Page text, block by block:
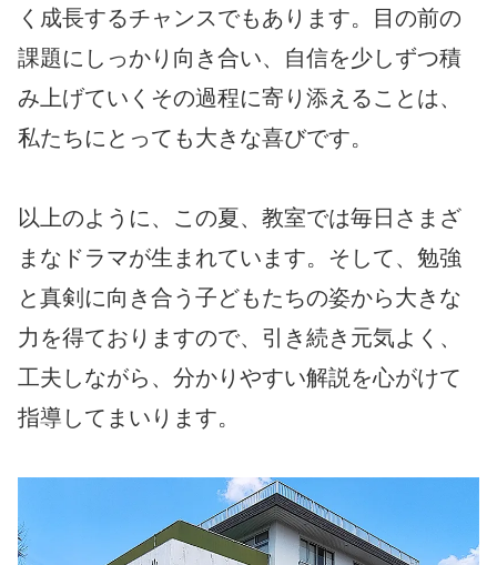
く成長するチャンスでもあります。目の前の
課題にしっかり向き合い、自信を少しずつ積
み上げていくその過程に寄り添えることは、
私たちにとっても大きな喜びです。
以上のように、この夏、教室では毎日さまざ
まなドラマが生まれています。そして、勉強
と真剣に向き合う子どもたちの姿から大きな
力を得ておりますので、引き続き元気よく、
工夫しながら、分かりやすい解説を心がけて
指導してまいります。